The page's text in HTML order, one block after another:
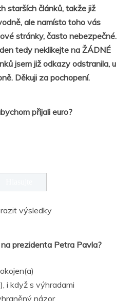
starších článků, takže již
ale namísto toho vás
stránky, často nebezpečné.
tedy neklikejte na ŽÁDNÉ
jsem již odkazy odstranila, u
Děkuji za pochopení.
přijali euro?
výsledky
prezidenta Petra Pavla?
i když s výhradami
názor